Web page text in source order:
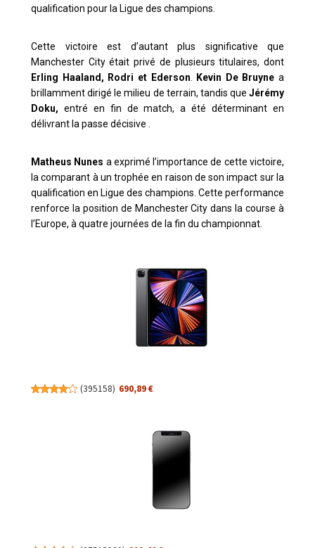
qualification pour la Ligue des champions.
Cette victoire est d’autant plus significative que
Manchester City était privé de plusieurs titulaires, dont
Erling Haaland, Rodri et Ederson. Kevin De Bruyne a
brillamment dirigé le milieu de terrain, tandis que Jérémy
Doku, entré en fin de match, a été déterminant en
délivrant la passe décisive .
Matheus Nunes a exprimé l’importance de cette victoire,
la comparant à un trophée en raison de son impact sur la
qualification en Ligue des champions. Cette performance
renforce la position de Manchester City dans la course à
l’Europe, à quatre journées de la fin du championnat.
(395158) 690,89 €